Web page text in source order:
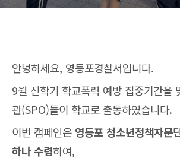
안녕하세요, 영등포경찰서입니다.
9월 신학기 학교폭력 예방 집중기간을
관(SPO)들이 학교로 출동하였습니다.
이번 캠페인은 영등포 청소년정책자문
하나 수렴하여,